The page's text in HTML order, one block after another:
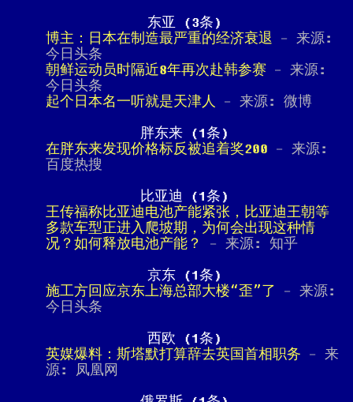
东亚 (3条)
博主：日本在制造最严重的经济衰退 - 来源:
今日头条
朝鲜运动员时隔近8年再次赴韩参赛 - 来源:
今日头条
起个日本名一听就是天津人 - 来源: 微博
胖东来 (1条)
在胖东来发现价格标反被追着奖200 - 来源:
百度热搜
比亚迪 (1条)
王传福称比亚迪电池产能紧张，比亚迪王朝等
多款车型正进入爬坡期，为何会出现这种情
况？如何释放电池产能？
- 来源: 知乎
京东 (1条)
施工方回应京东上海总部大楼“歪”了
- 来源:
今日头条
西欧 (1条)
英媒爆料：斯塔默打算辞去英国首相职务 - 来
源: 凤凰网